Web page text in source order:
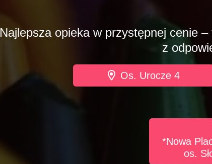
Najlepsza opieka w przystępnej cenie
z
Os. Urocze 4
*Nowa
os.